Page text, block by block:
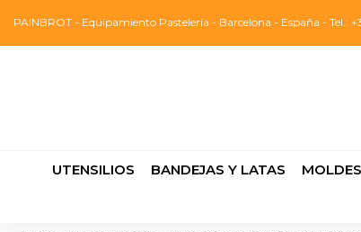
PAINBROT - Equipamiento Pastelería - Barcelona - España - Tel.:
UTENSILIOS BANDEJAS Y LATAS MOLDES